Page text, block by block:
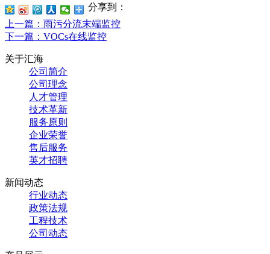
分享到：
上一篇 ：雨污分流末端监控
下一篇 ：VOCs在线监控
关于汇海
公司简介
公司理念
人才管理
技术革新
服务原则
企业荣誉
售后服务
英才招聘
新闻动态
行业动态
政策法规
工程技术
公司动态